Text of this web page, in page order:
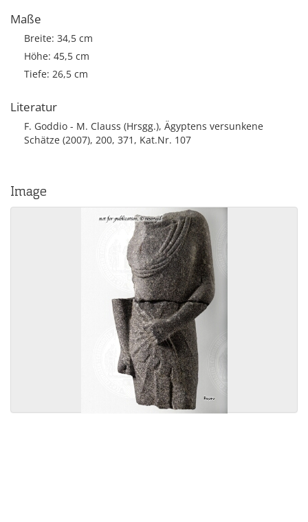
Maße
Breite: 34,5 cm
Höhe: 45,5 cm
Tiefe: 26,5 cm
Literatur
F. Goddio - M. Clauss (Hrsgg.), Ägyptens versunkene
Schätze (2007), 200, 371, Kat.Nr. 107
Image